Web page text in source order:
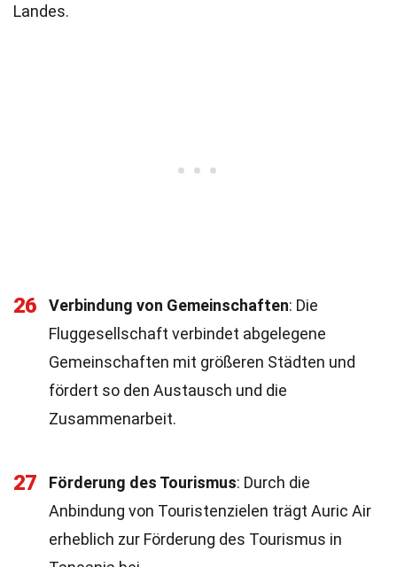
Landes.
26 Verbindung von Gemeinschaften: Die
Fluggesellschaft verbindet abgelegene
Gemeinschaften mit größeren Städten und
fördert so den Austausch und die
Zusammenarbeit.
27 Förderung des Tourismus: Durch die
Anbindung von Touristenzielen trägt Auric Air
erheblich zur Förderung des Tourismus in